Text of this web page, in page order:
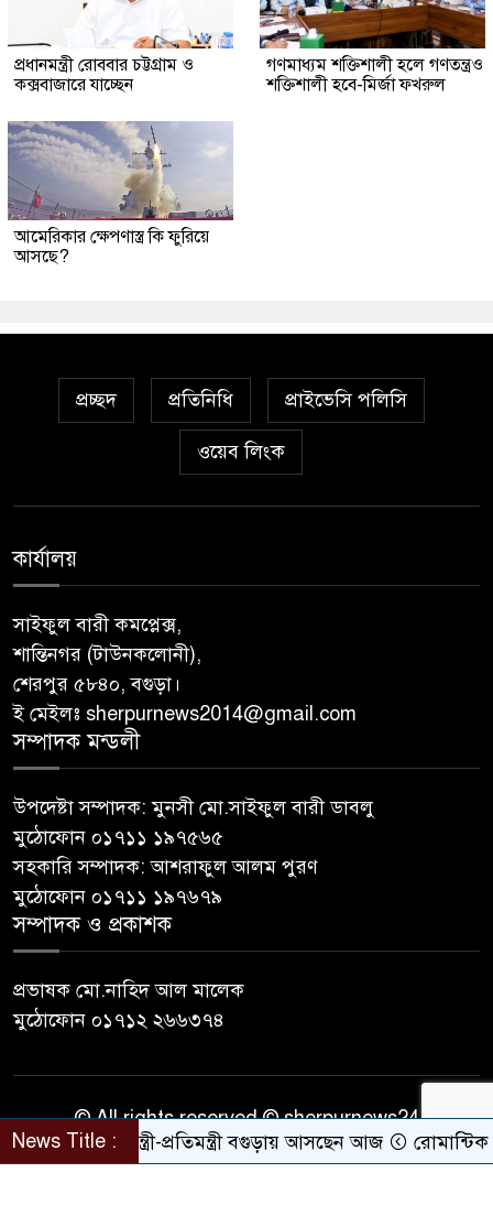
প্রধানমন্ত্রী রোববার চট্টগ্রাম ও
কক্সবাজারে যাচ্ছেন
গণমাধ্যম শক্তিশালী হলে গণতন্ত্রও
শক্তিশালী হবে-মির্জা ফখরুল
আমেরিকার ক্ষেপণাস্ত্র কি ফুরিয়ে
আসছে?
প্রচ্ছদ প্রতিনিধি প্রাইভেসি পলিসি
ওয়েব লিংক
কার্যালয়
সাইফুল বারী কমপ্লেক্স,
শান্তিনগর (টাউনকলোনী),
শেরপুর ৫৮৪০, বগুড়া।
ই মেইলঃ sherpurnews2014@gmail.com
সম্পাদক মন্ডলী
উপদেষ্টা সম্পাদক: মুনসী মো.সাইফুল বারী ডাবলু
মুঠোফোন ০১৭১১ ১৯৭৫৬৫
সহকারি সম্পাদক: আশরাফুল আলম পুরণ
মুঠোফোন ০১৭১১ ১৯৭৬৭৯
সম্পাদক ও প্রকাশক
প্রভাষক মো.নাহিদ আল মালেক
মুঠোফোন ০১৭১২ ২৬৬৩৭৪
© All rights reserved © sherpurnews24
Developer Contact
News Title :
তিন মন্ত্রী-প্রতিমন্ত্রী বগুড়ায় আসছেন আজ রোমান্টিক বার্তা